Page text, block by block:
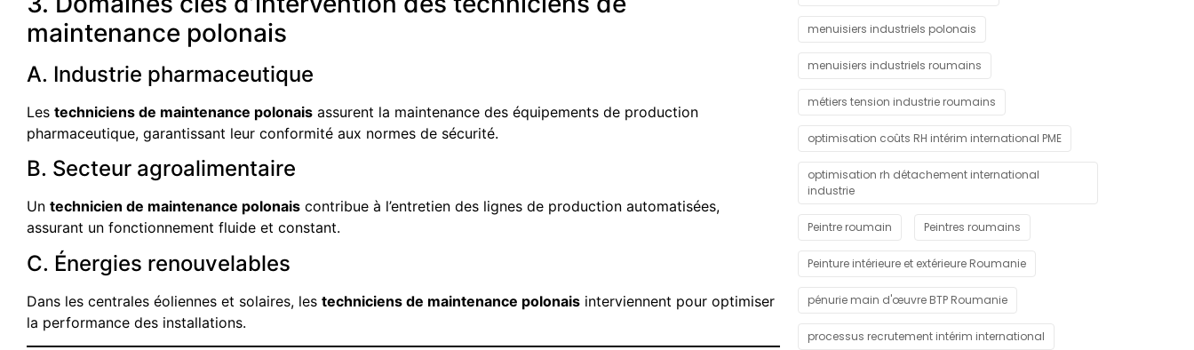
maintenance polonais
A. Industrie pharmaceutique
Les techniciens de maintenance polonais assurent la maintenance des équipements de production
pharmaceutique, garantissant leur conformité aux normes de sécurité.
B. Secteur agroalimentaire
Un technicien de maintenance polonais contribue à l’entretien des lignes de production automatisées,
assurant un fonctionnement fluide et constant.
C. Énergies renouvelables
Dans les centrales éoliennes et solaires, les techniciens de maintenance polonais interviennent pour optimiser
la performance des installations.
menuisiers industriels polonais
menuisiers industriels roumains
métiers tension industrie roumains
optimisation coûts RH intérim international PME
optimisation rh détachement international
industrie
Peintre roumain Peintres roumains
Peinture intérieure et extérieure Roumanie
pénurie main d'œuvre BTP Roumanie
processus recrutement intérim international